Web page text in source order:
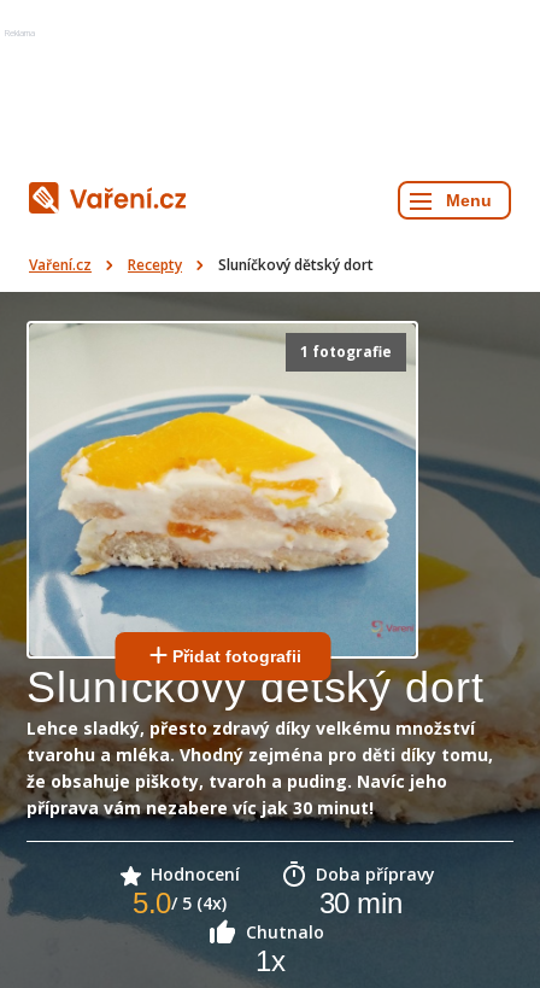
Reklama
Vaření.cz Recepty Sluníčkový dětský dort
1 fotografie
Přidat fotografii
Sluníčkový dětský dort
Lehce sladký, přesto zdravý díky velkému množství
tvarohu a mléka. Vhodný zejména pro děti díky tomu,
že obsahuje piškoty, tvaroh a puding. Navíc jeho
příprava vám nezabere víc jak 30 minut!
Hodnocení
5.0/ 5 (4x)
Doba přípravy
30min
Chutnalo
1x